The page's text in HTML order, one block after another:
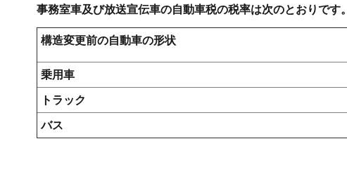
事務室車及び放送宣伝車の自動車税の税率は次のとおりです。
構造変更前の自動車の形状
乗用車
トラック
バス